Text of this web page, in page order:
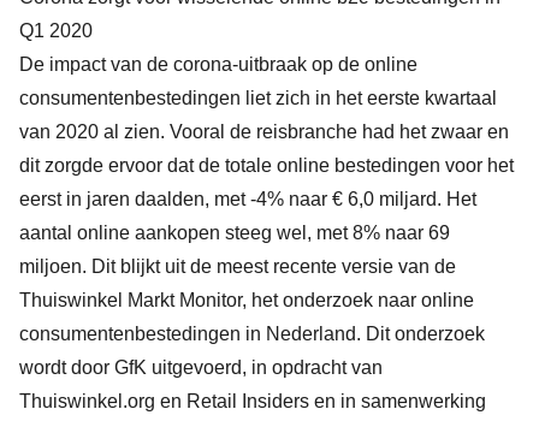
Q1 2020
De impact van de corona-uitbraak op de online
consumentenbestedingen liet zich in het eerste kwartaal
van 2020 al zien. Vooral de reisbranche had het zwaar en
dit zorgde ervoor dat de totale online bestedingen voor het
eerst in jaren daalden, met -4% naar € 6,0 miljard. Het
aantal online aankopen steeg wel, met 8% naar 69
miljoen. Dit blijkt uit de meest recente versie van de
Thuiswinkel Markt Monitor, het onderzoek naar online
consumentenbestedingen in Nederland. Dit onderzoek
wordt door GfK uitgevoerd, in opdracht van
Thuiswinkel.org en Retail Insiders en in samenwerking